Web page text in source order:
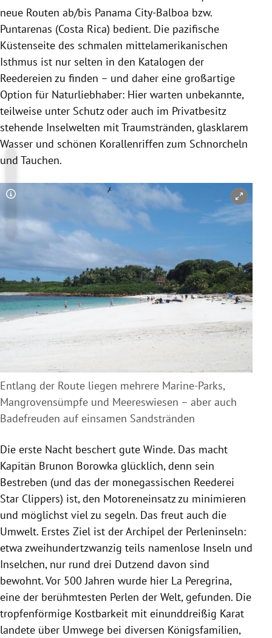
neue Routen ab/bis Panama City-Balboa bzw.
Puntarenas (Costa Rica) bedient. Die pazifische
Küstenseite des schmalen mittelamerikanischen
Isthmus ist nur selten in den Katalogen der
Reedereien zu finden – und daher eine großartige
Option für Naturliebhaber: Hier warten unbekannte,
teilweise unter Schutz oder auch im Privatbesitz
stehende Inselwelten mit Traumstränden, glasklarem
Wasser und schönen Korallenriffen zum Schnorcheln
und Tauchen.
Copyright-Hinweis öffnen/schließen
Entlang der Route liegen mehrere Marine-Parks,
Mangrovensümpfe und Meereswiesen – aber auch
Badefreuden auf einsamen Sandstränden
Die erste Nacht beschert gute Winde. Das macht
Kapitän Brunon Borowka glücklich, denn sein
Bestreben (und das der monegassischen Reederei
Star Clippers) ist, den Motoreneinsatz zu minimieren
und möglichst viel zu segeln. Das freut auch die
Umwelt. Erstes Ziel ist der Archipel der Perleninseln:
etwa zweihundertzwanzig teils namenlose Inseln und
Inselchen, nur rund drei Dutzend davon sind
bewohnt. Vor 500 Jahren wurde hier La Peregrina,
eine der berühmtesten Perlen der Welt, gefunden. Die
tropfenförmige Kostbarkeit mit einunddreißig Karat
landete über Umwege bei diversen Königsfamilien,